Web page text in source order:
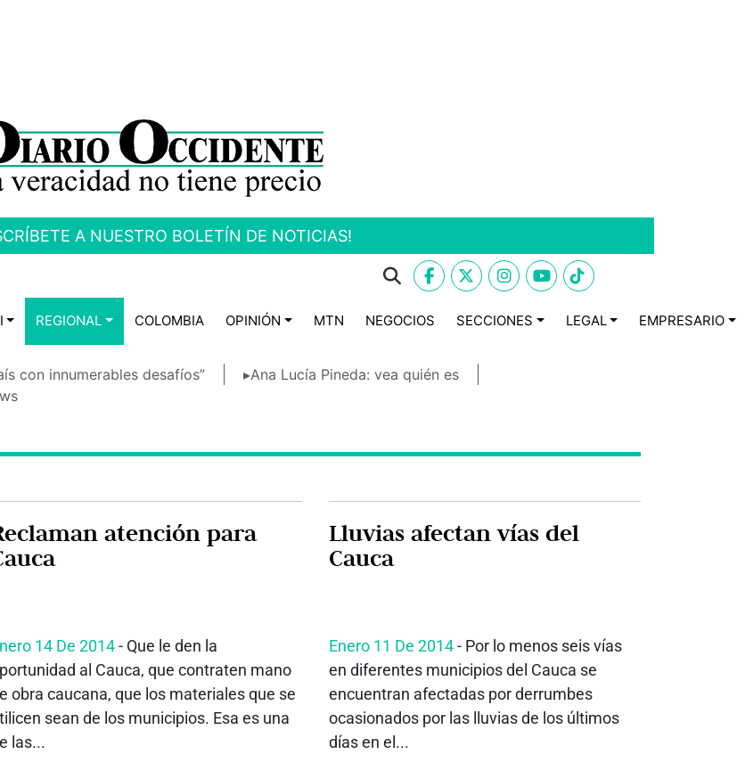
A NUESTRO BOLETÍN DE NOTICIAS!
REGIONAL COLOMBIA OPINIÓN MTN NEGOCIOS SECCIONES LEGAL EMPRESARIO
con innumerables desafíos”
▸Ana Lucía Pineda: vea quién es
atención para
14 De 2014- Que le den la
al Cauca, que contraten mano
obra caucana, que los materiales que se
sean de los municipios. Esa es una
las...
Lluvias afectan vías del
Cauca
Enero 11 De 2014- Por lo menos seis vías
en diferentes municipios del Cauca se
encuentran afectadas por derrumbes
ocasionados por las lluvias de los últimos
días en el...